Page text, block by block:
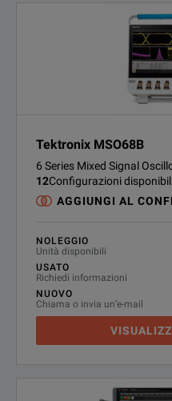
Tektronix MSO68B
6 Series Mixed Signal
12Configurazioni
AGGIUNGI AL
NOLEGGIO
Unità disponibili
USATO
Richiedi informazioni
NUOVO
Chiama o invia un’e-mail